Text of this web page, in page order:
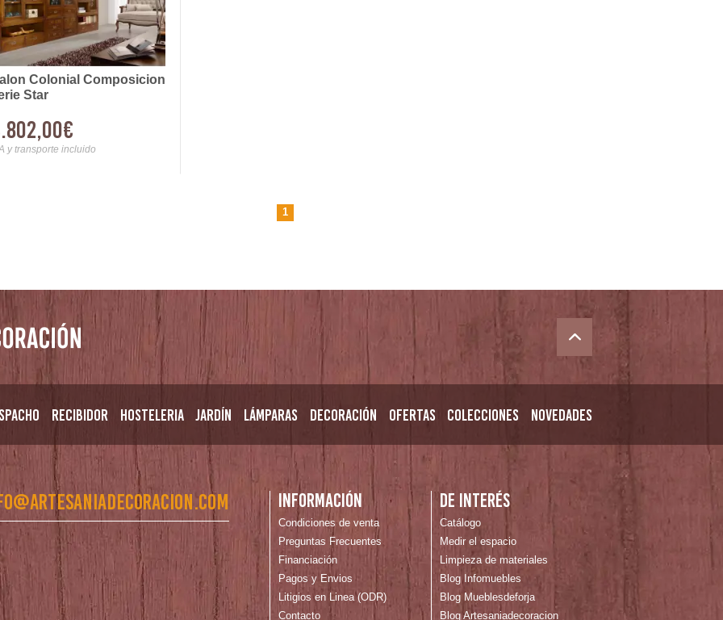
Colonial Composicion
Star
y transporte incluido
1
Recibidor Hosteleria Jardín Lámparas Decoración Ofertas Colecciones Novedades
Información
Condiciones de venta
Preguntas Frecuentes
Financiación
Pagos y Envios
Litigios en Linea (ODR)
Contacto
De interés
Catálogo
Medir el espacio
Limpieza de materiales
Blog Infomuebles
Blog Mueblesdeforja
Blog Artesaniadecoracion